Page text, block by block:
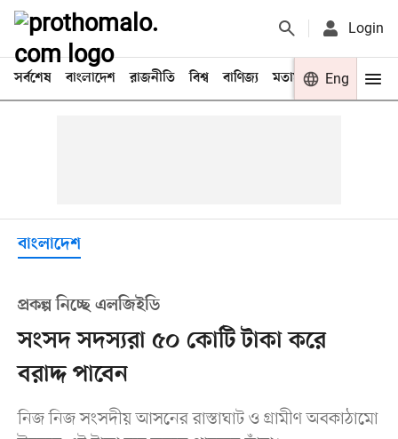
Login
সর্বশেষ বাংলাদেশ রাজনীতি বিশ্ব বাণিজ্য মতামত খেলা
Eng
বাংলাদেশ
প্রকল্প নিচ্ছে এলজিইডি
সংসদ সদস্যরা ৫০ কোটি টাকা করে
বরাদ্দ পাবেন
নিজ নিজ সংসদীয় আসনের রাস্তাঘাট ও গ্রামীণ অবকাঠামো